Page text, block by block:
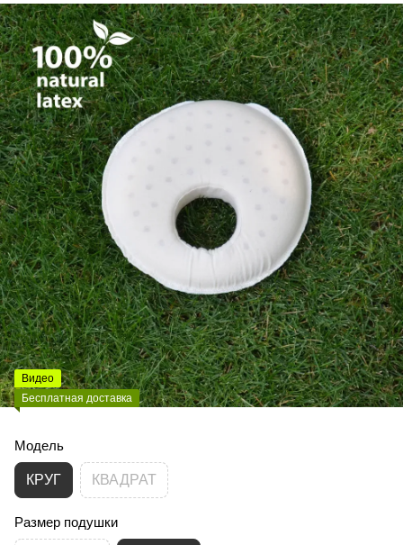
Видео
Бесплатная доставка
Модель
КРУГ КВАДРАТ
Размер подушки